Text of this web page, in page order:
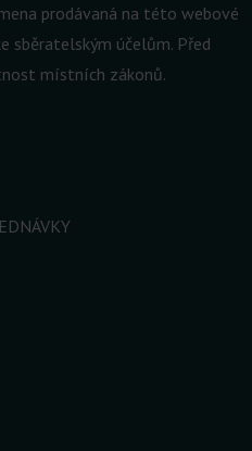
prodávaná na této webové
sběratelským účelům. Před
místních zákonů.